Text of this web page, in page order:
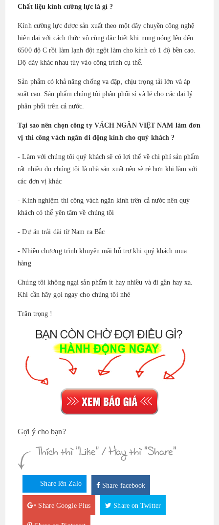
Chất liệu kính cường lực là gì ?
Kính cường lực được sản xuất theo một dây chuyền công nghệ
hiện đại với cách thức vô cùng đặc biệt khi nung nóng lên đến
6500 độ C rồi làm lạnh đột ngột làm cho kính có 1 độ bền cao.
Độ dày khác nhau tùy vào công trình cụ thể.
Sản phẩm có khả năng chống va đập, chịu trọng tải lớn và áp
suất cao. Sản phẩm chúng tôi phân phối sỉ và lẻ cho các đại lý
phân phối trên cả nước.
Tại sao nên chọn công ty VÁCH NGĂN VIỆT NAM làm đơn
vị thi công vách ngăn di động kính cho quý khách ?
- Làm với chúng tôi quý khách sẽ có lợi thế về chi phí sản phẩm
rất nhiều do chúng tôi là nhà sản xuất nên sẽ rẻ hơn khi làm với
các đơn vị khác
- Kinh nghiệm thi công vách ngăn kính trên cả nước nên quý
khách có thể yên tâm về chúng tôi
- Dự án trải dài từ Nam ra Bắc
- Nhiều chương trình khuyến mãi hỗ trợ khi quý khách mua
hàng
Chúng tôi không ngại sản phẩm ít hay nhiều và đi gần hay xa.
Khi cần hãy gọi ngay cho chúng tôi nhé
Trân trọng !
Gợi ý cho bạn?
Share lên Zalo Share facebook
Share Google Plus Share on Twitter